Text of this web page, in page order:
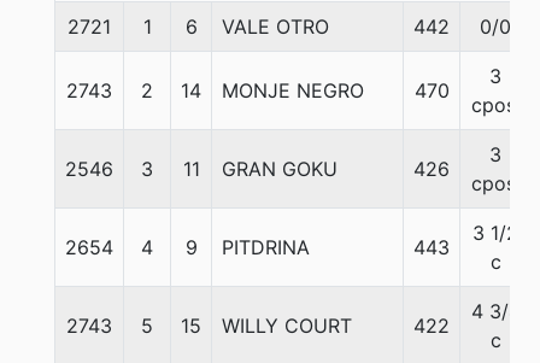
2721 1 6 VALE OTRO 442 0/0
2743 2 14 MONJE NEGRO 470
3
cpos.
2546 3 11 GRAN GOKU 426
3
cpos.
2654 4 9 PITDRINA 443
3 1/2
c
2743 5 15 WILLY COURT 422
4 3/4
c